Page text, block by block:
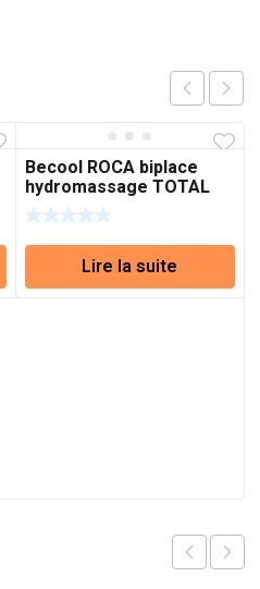
Becool ROCA biplace
hydromassage TOTAL
Lire la suite